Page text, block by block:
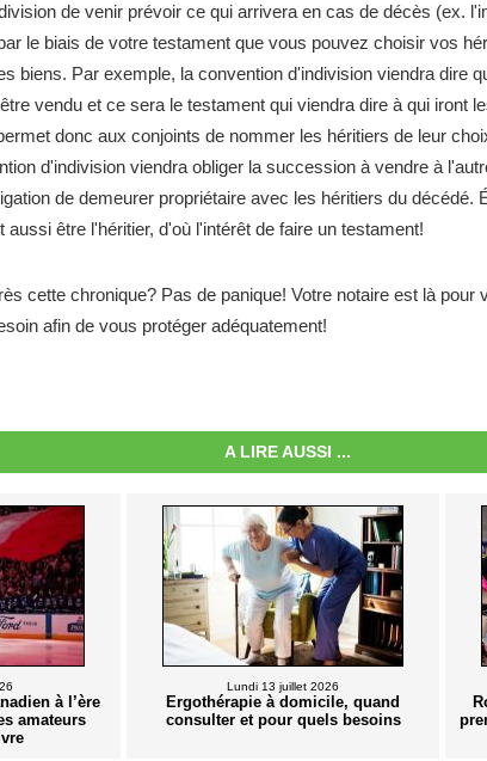
de venir prévoir ce qui arrivera en cas de décès (ex.
le biais de votre testament que vous pouvez choisir vos
biens. Par exemple, la convention d'indivision viendra dire
vendu et ce sera le testament qui viendra dire à qui iront
donc aux conjoints de nommer les héritiers de leur
d'indivision viendra obliger la succession à vendre à
de demeurer propriétaire avec les héritiers du décédé.
aussi être l'héritier, d'où l'intérêt de faire un testament!
cette chronique? Pas de panique! Votre notaire est là pour
afin de vous protéger adéquatement!
A LIRE AUSSI ...
à l’ère
amateurs
Lundi 13 juillet 2026
Ergothérapie à domicile, quand
consulter et pour quels besoins